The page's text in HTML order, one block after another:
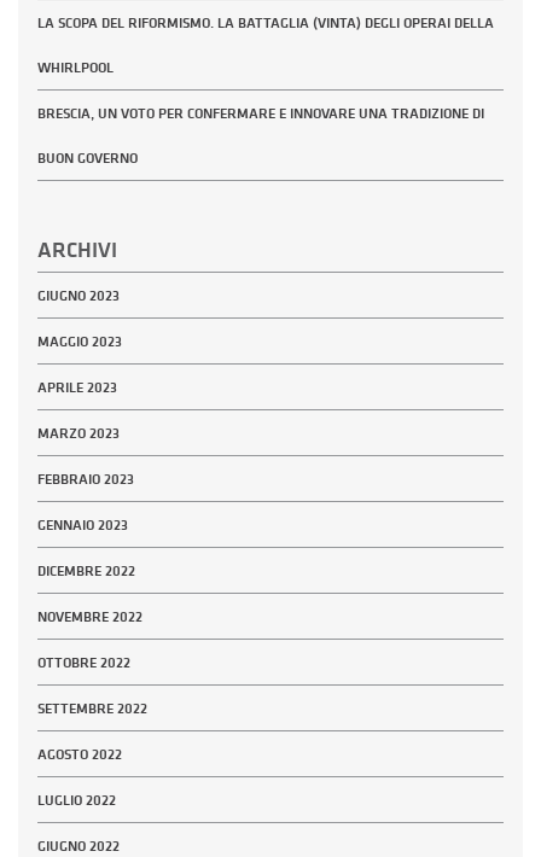
LA SCOPA DEL RIFORMISMO. LA BATTAGLIA (VINTA) DEGLI OPERAI DELLA
WHIRLPOOL
BRESCIA, UN VOTO PER CONFERMARE E INNOVARE UNA TRADIZIONE DI
BUON GOVERNO
ARCHIVI
GIUGNO 2023
MAGGIO 2023
APRILE 2023
MARZO 2023
FEBBRAIO 2023
GENNAIO 2023
DICEMBRE 2022
NOVEMBRE 2022
OTTOBRE 2022
SETTEMBRE 2022
AGOSTO 2022
LUGLIO 2022
GIUGNO 2022